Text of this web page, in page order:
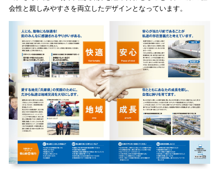
会性と親しみやすさを両立したデザインとなっています。